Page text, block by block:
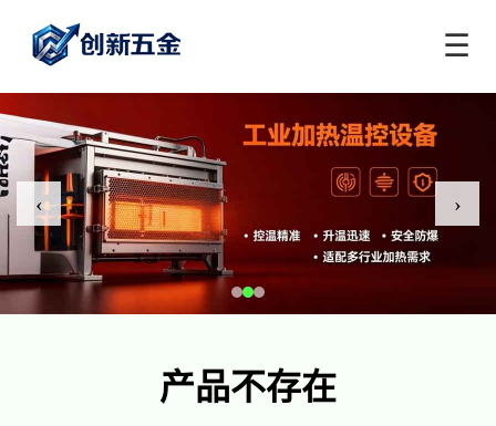
☰
‹ ›
产品不存在